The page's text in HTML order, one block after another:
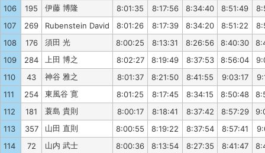
106
195 伊藤 博隆 8:01:35 8:17:56 8:34:40 8:51:49
107
269 Rubenstein David 8:01:26 8:17:39 8:34:20 8:51:22
108
176 須田 光 8:00:25 8:13:31 8:26:56 8:40:30
109
284 上田 博之 8:02:27 8:19:49 8:37:53 8:56:04
110
43 神谷 雅之 8:01:37 8:21:50 8:41:55 9:03:17
111
254 東風谷 寛 8:01:25 8:17:45 8:34:15 8:50:48
112
181 蓑島 貴則 8:00:17 8:18:41 8:37:42 8:57:29
113
357 山田 直則 8:00:55 8:19:22 8:37:54 8:57:41
114
72 山内 武士 8:00:36 8:13:54 8:27:35 8:41:47